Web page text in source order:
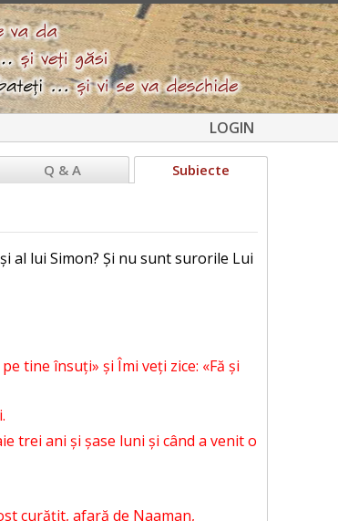
LOGIN
Subiecte
Q & A
al lui Simon? Și nu sunt surorile Lui
tine însuți» și Îmi veți zice: «Fă și
trei ani și șase luni și când a venit o
curățit, afară de Naaman,